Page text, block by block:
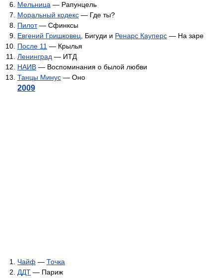
Мельница — Рапунцель
Моральный кодекс — Где ты?
Пилот— Сфинксы
Евгений Гришковец , Бигуди и Ренарс Кауперс — На заре
После 11 — Крылья
Ленинград — ИТД
НАИВ — Воспоминания о былой любви
Танцы Минус — Оно
2009
Чайф — Точка
ДДТ — Париж